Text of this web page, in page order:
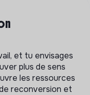
et tu envisages
plus de sens
les ressources
reconversion et